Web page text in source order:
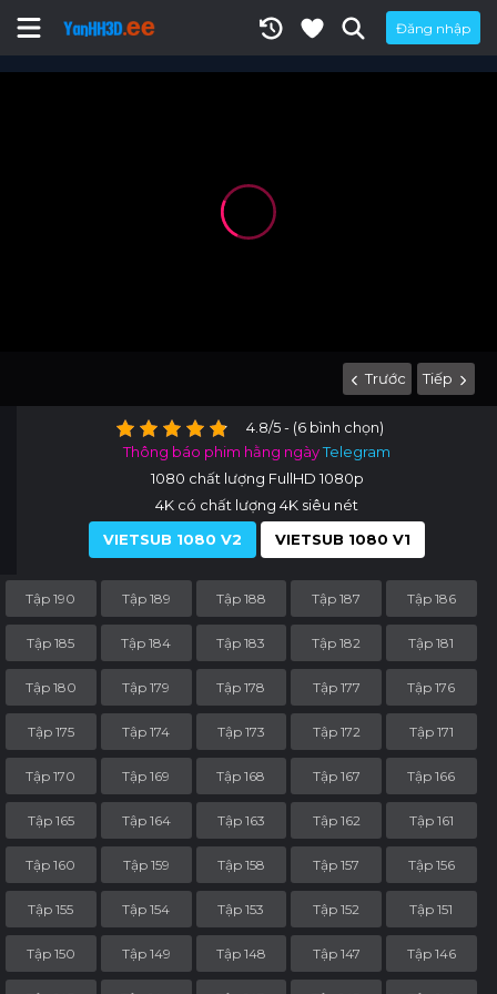
Đăng nhập
Trước Tiếp
4.8/5 - (6 bình chọn)
Thông báo phim hằng ngàyTelegram
1080 chất lượng FullHD 1080p
4K có chất lượng 4K siêu nét
VIETSUB 1080 V2
VIETSUB 1080 V1
Tập 190 Tập 189 Tập 188 Tập 187 Tập 186
Tập 185 Tập 184 Tập 183 Tập 182 Tập 181
Tập 180 Tập 179 Tập 178 Tập 177 Tập 176
Tập 175 Tập 174 Tập 173 Tập 172 Tập 171
Tập 170 Tập 169 Tập 168 Tập 167 Tập 166
Tập 165 Tập 164 Tập 163 Tập 162 Tập 161
Tập 160 Tập 159 Tập 158 Tập 157 Tập 156
Tập 155 Tập 154 Tập 153 Tập 152 Tập 151
Tập 150 Tập 149 Tập 148 Tập 147 Tập 146